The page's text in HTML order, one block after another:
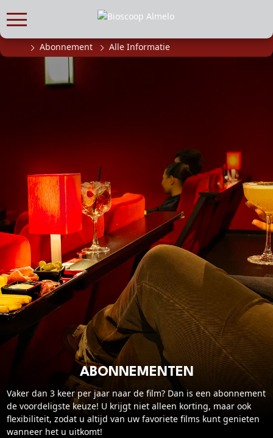
FILMPROGRAMMA
Actueel filmaanbod
Alle informatie
Abonnement afsluiten
Inlog voor abonnees
CADEAUTIPS
Cadeaukaart kopen
Cadeaukaart saldo
Abonnement cadeau geven
ONZE BIOSCOOP
Ons serviceconcept
Eten en drinken
Vacatures
PRAKTISCH
Abonnement Alle Informatie
ABONNEMENTEN
Vaker dan 3 keer per jaar naar de film? Dan is een abonnement
de voordeligste keuze! U krijgt niet alleen korting, maar ook
flexibiliteit, zodat u altijd van uw favoriete films kunt genieten
wanneer het u uitkomt!